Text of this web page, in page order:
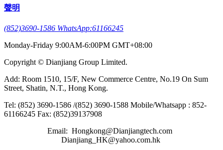
聲明
(852)3690-1586 WhatsApp:61166245
Monday-Friday 9:00AM-6:00PM GMT+08:00
Copyright © Dianjiang Group Limited.
Add: Room 1510, 15/F, New Commerce Centre, No.19 On Sum
Street, Shatin, N.T., Hong Kong.
Tel: (852) 3690-1586 /(852) 3690-1588 Mobile/Whatsapp : 852-
61166245 Fax: (852)39137908
Email: Hongkong@Dianjiangtech.com
Dianjiang_HK@yahoo.com.hk